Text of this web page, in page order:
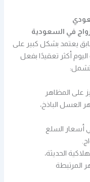
في السعودية
يعتمد بشكل كبير على
أكثر تعقيدًا بفعل
تشمل:
على المظاهر
العسل الباذخ،
أسعار السلع
الحديثة،
المرتبطة